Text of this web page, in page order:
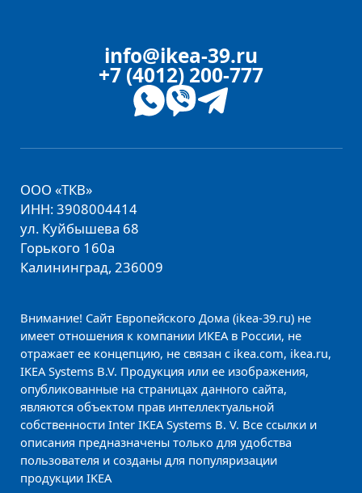
info@ikea-39.ru
+7 (4012) 200-777
ООО «ТКВ»
ИНН: 3908004414
ул. Куйбышева 68
Горького 160а
Калининград, 236009
Внимание! Сайт Европейского Дома (ikea-39.ru) не
имеет отношения к компании ИКЕА в России, не
отражает ее концепцию, не связан с ikea.com, ikea.ru,
IKEA Systems B.V. Продукция или ее изображения,
опубликованные на страницах данного сайта,
являются объектом прав интеллектуальной
собственности Inter IKEA Systems B. V. Все ссылки и
описания предназначены только для удобства
пользователя и созданы для популяризации
продукции IKEA